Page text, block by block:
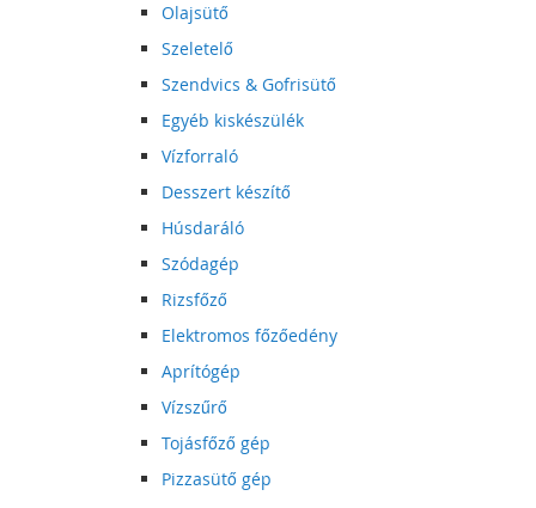
Olajsütő
Szeletelő
Szendvics & Gofrisütő
Egyéb kiskészülék
Vízforraló
Desszert készítő
Húsdaráló
Szódagép
Rizsfőző
Elektromos főzőedény
Aprítógép
Vízszűrő
Tojásfőző gép
Pizzasütő gép